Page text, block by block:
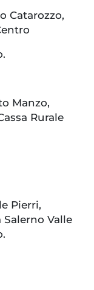
Catarozzo,
Manzo,
Rurale
Pierri,
Valle